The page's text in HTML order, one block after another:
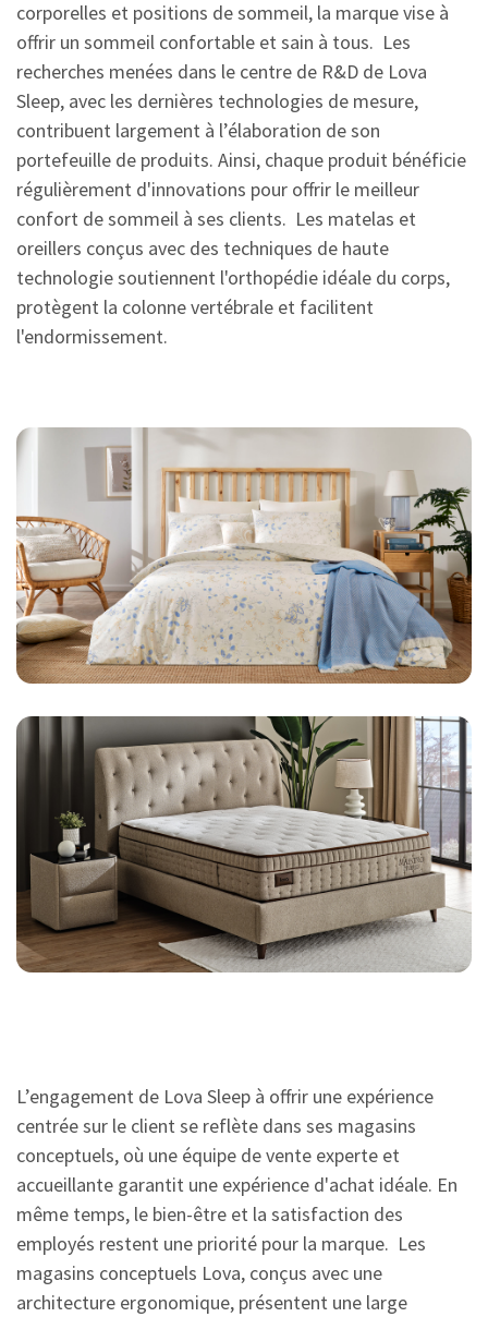
corporelles et positions de sommeil, la marque vise à
offrir un sommeil confortable et sain à tous. Les
recherches menées dans le centre de R&D de Lova
Sleep, avec les dernières technologies de mesure,
contribuent largement à l’élaboration de son
portefeuille de produits. Ainsi, chaque produit bénéficie
régulièrement d'innovations pour offrir le meilleur
confort de sommeil à ses clients. Les matelas et
oreillers conçus avec des techniques de haute
technologie soutiennent l'orthopédie idéale du corps,
protègent la colonne vertébrale et facilitent
l'endormissement.
L’engagement de Lova Sleep à offrir une expérience
centrée sur le client se reflète dans ses magasins
conceptuels, où une équipe de vente experte et
accueillante garantit une expérience d'achat idéale. En
même temps, le bien-être et la satisfaction des
employés restent une priorité pour la marque. Les
magasins conceptuels Lova, conçus avec une
architecture ergonomique, présentent une large